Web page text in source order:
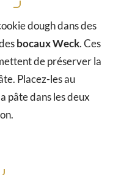
dough dans des
bocaux Weck. Ces
de préserver la
Placez-les au
pâte dans les deux